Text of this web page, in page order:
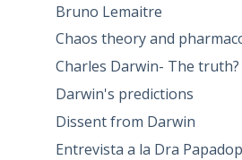
Bruno Lemaitre
Chaos theory and
Charles Darwin- The truth?
Darwin's predictions
Dissent from Darwin
Entrevista a la Dra